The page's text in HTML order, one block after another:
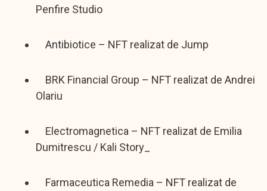
Penfire Studio
Antibiotice – NFT realizat de Jump
BRK Financial Group – NFT realizat de Andrei
Olariu
Electromagnetica – NFT realizat de Emilia
Dumitrescu / Kali Story_
Farmaceutica Remedia – NFT realizat de